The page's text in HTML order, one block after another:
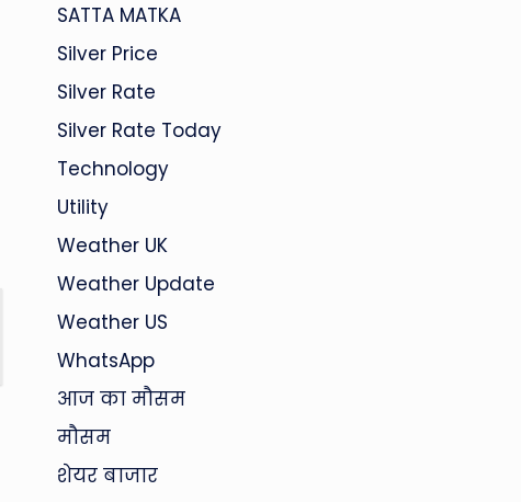
SATTA MATKA
Silver Price
Silver Rate
Silver Rate Today
Technology
Utility
Weather UK
Weather Update
Weather US
WhatsApp
आज का मौसम
मौसम
शेयर बाजार